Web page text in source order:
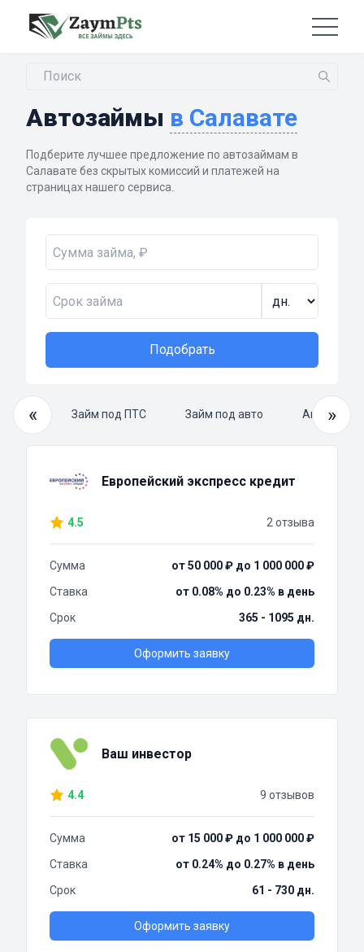
Автозаймы в Салавате
Подберите лучшее предложение по автозаймам в
Салавате без скрытых комиссий и платежей на
страницах нашего сервиса.
Подобрать
«
займ Займ под ПТС Займ под авто »
Европейский экспресс кредит
4.5 2 отзыва
Сумма
от 50 000 ₽ до 1 000 000 ₽
Ставка
от 0.08% до 0.23% в день
Срок
365 - 1095 дн.
Оформить заявку
Ваш инвестор
4.4 9 отзывов
Сумма
от 15 000 ₽ до 1 000 000 ₽
Ставка
от 0.24% до 0.27% в день
Срок
61 - 730 дн.
Оформить заявку